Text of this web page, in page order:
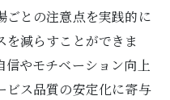
ごとの注意点を実践的に
減らすことができま
やモチベーション向上
ビス品質の安定化に寄与